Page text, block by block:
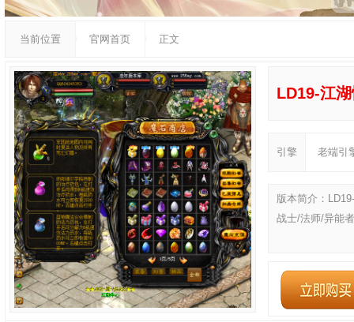
当前位置 官网首页 正文
LD19-江
引擎 老端引
版本简介：
战士/法师/异能